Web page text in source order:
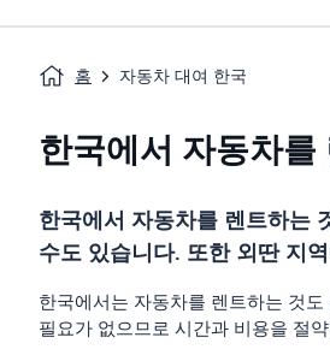
홈 자동차 대여 한국
한국에서 자동차
한국에서 자동차를 렌트하는
수도 있습니다. 또한 외딴 지
한국에서는 자동차를 렌트하는 것
필요가 없으므로 시간과 비용을 절